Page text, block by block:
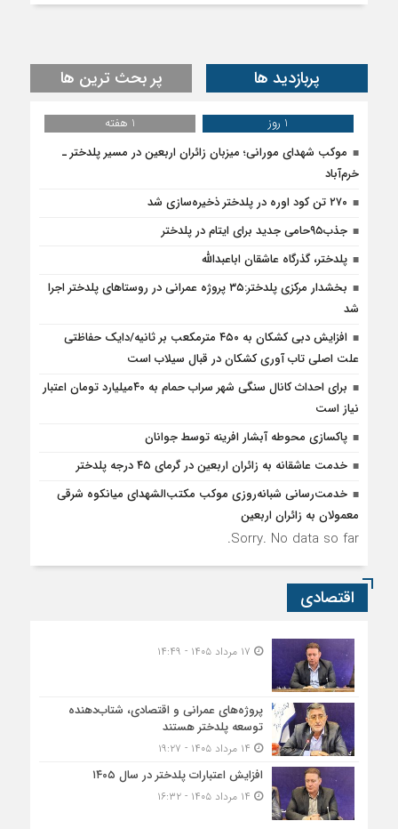
پربازدید ها پر بحث ترین ها
1 روز
1 هفته
موکب شهدای مورانی؛ میزبان زائران اربعین در مسیر پلدختر ـ
خرم‌آباد
۲۷۰ تن کود اوره در پلدختر ذخیره‌سازی شد
جذب۹۵حامی جدید برای ایتام در پلدختر
پلدختر، گذرگاه عاشقان اباعبدالله
بخشدار مرکزی پلدختر:۳۵ پروژه عمرانی در روستاهای پلدختر اجرا
شد
افزایش دبی کشکان به ۴۵۰ مترمکعب بر ثانیه/دایک حفاظتی
علت اصلی تاب آوری کشکان در قبال سیلاب است
برای احداث کانال سنگی شهر سراب حمام به ۴۰میلیارد تومان اعتبار
نیاز است
پاکسازی محوطه آبشار افرینه توسط جوانان
خدمت عاشقانه به زائران اربعین در گرمای ۴۵ درجه پلدختر
خدمت‌رسانی شبانه‌روزی موکب مکتب‌الشهدای میانکوه شرقی
معمولان به زائران اربعین
Sorry. No data so far.
اقتصادی
پروژه‌های عمرانی و اقتصادی، شتاب‌دهنده
توسعه پلدختر هستند
افزایش اعتبارات پلدختر در سال ۱۴۰۵